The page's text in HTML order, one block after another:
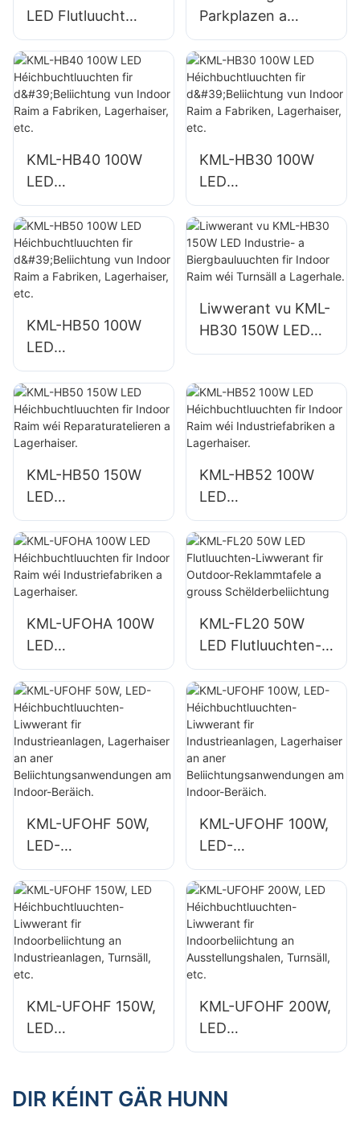
LED Flutluucht
Fournisseur fir
Outdoor Mauer- a
Beräichbeliichtung
Parkplazen a
Lagerhaiser am
Fräien KML-FL2C
200W LED
Flutluuchten
Liwwerant
KML-HB40 100W
LED
Héichbuchtluuchte
n fir d'Beliichtung
vun Indoor Raim a
Fabriken,
Lagerhaiser, etc.
KML-HB30 100W
LED
Héichbuchtluuchte
n fir d'Beliichtung
vun Indoor Raim a
Fabriken,
KML-HB50 100W
LED
Héichbuchtluuchte
n fir d'Beliichtung
vun Indoor Raim a
Fabriken,
Liwwerant vu KML-
HB30 150W LED
Industrie- a
fir Indoor Raim wéi
Turnsäll a
Lagerhale.
KML-HB50 150W
LED
Héichbuchtluuchte
n fir Indoor Raim
wéi
Reparaturatelieren
KML-HB52 100W
LED
Héichbuchtluuchte
n fir Indoor Raim
wéi
Industriefabriken a
KML-UFOHA 100W
LED
Héichbuchtluuchte
n fir Indoor Raim
wéi
Industriefabriken a
Lagerhaiser.
KML-FL20 50W
LED Flutluuchten-
Liwwerant fir
Outdoor-
Reklammtafele a
grouss
Schëlderbeliichtung
KML-UFOHF 50W,
LED-
Héichbuchtluuchte
n-Liwwerant fir
Industrieanlagen,
Lagerhaiser an
aner
Beliichtungsanwen
dungen am Indoor-
Beräich.
KML-UFOHF 100W,
LED-
Héichbuchtluuchte
n-Liwwerant fir
Industrieanlagen,
Lagerhaiser an
aner
Beliichtungsanwen
dungen am Indoor-
Beräich.
KML-UFOHF 150W,
LED
Héichbuchtluuchte
Indoorbeliichtung
KML-UFOHF 200W,
LED
Héichbuchtluuchte
Indoorbeliichtung
DIR KÉINT GÄR HUNN